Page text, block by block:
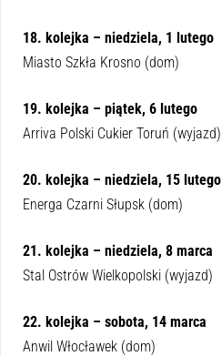
18. kolejka – niedziela, 1 lutego
Miasto Szkła Krosno (dom)
19. kolejka – piątek, 6 lutego
Arriva Polski Cukier Toruń (wyjazd)
20. kolejka – niedziela, 15 lutego
Energa Czarni Słupsk (dom)
21. kolejka – niedziela, 8 marca
Stal Ostrów Wielkopolski (wyjazd)
22. kolejka – sobota, 14 marca
Anwil Włocławek (dom)